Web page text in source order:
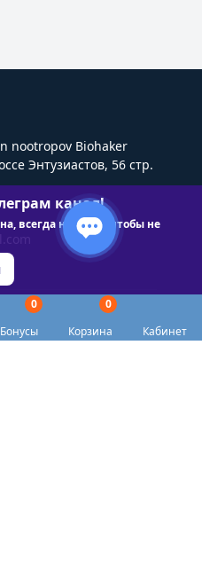
0
Бонусы
0
Корзина
Кабинет
nootropov Biohaker
Энтузиастов, 56 стр.
канал!
всегда на связи чтобы не